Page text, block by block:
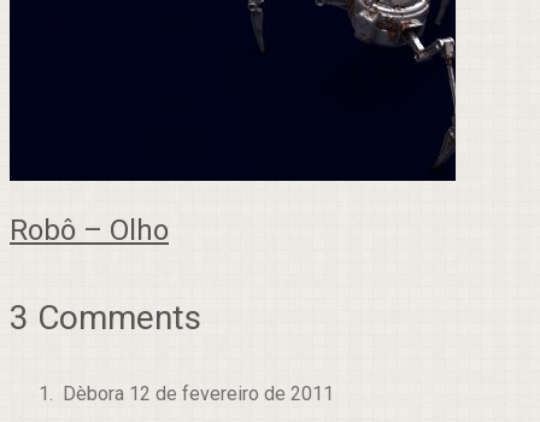
Robô – Olho
3 Comments
Dèbora 12 de fevereiro de 2011